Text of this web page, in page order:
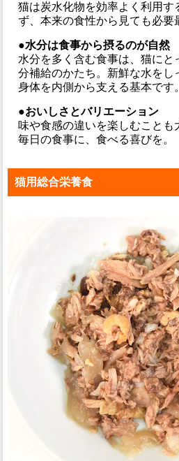
猫は炭水化物を効率よく利用す
ず、本来の食性から見ても必要
●水分は食事から摂るのが自然
水分を多く含む食事は、猫にと
分補給のかたち。新鮮な水をし
身体を内側から支える基本です。
●おいしさとバリエーション
味や食感の違いを楽しむことも
毎日の食事に、食べる喜びを。
猫用総合栄養食